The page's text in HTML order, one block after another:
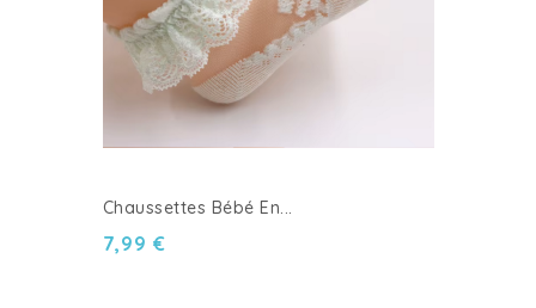
Chaussettes Bébé En...
7,99 €